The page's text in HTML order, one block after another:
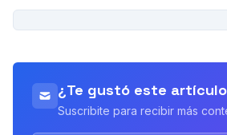
¿Te gustó este
Suscribite para recibir más